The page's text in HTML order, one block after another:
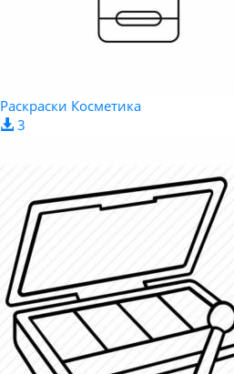
Раскраски Косметика
3